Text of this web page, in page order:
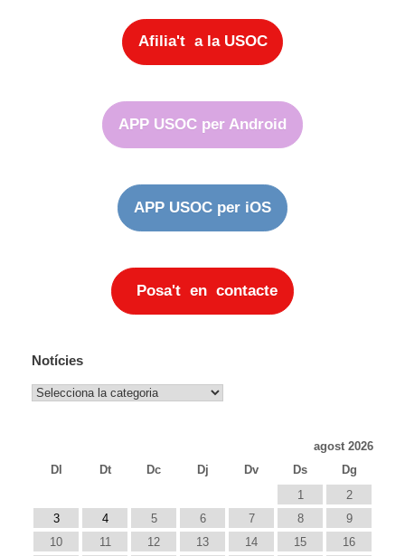
Afilia't a la USOC
APP USOC per Android
APP USOC per iOS
Posa't en contacte
Notícies
Notícies
agost 2026
Dl
Dt Dc Dj Dv Ds
Dg
1
2
3
4 5 6 7 8
9
10
11 12 13 14 15
16